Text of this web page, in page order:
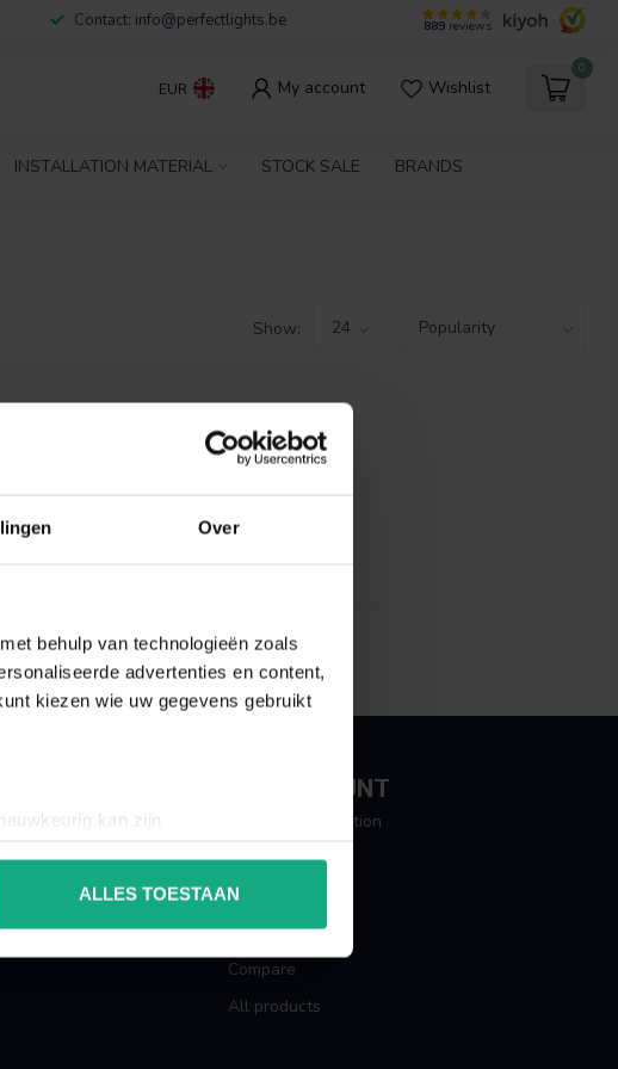
Over
behulp van technologieën zoals
advertenties en content,
kiezen wie uw gegevens gebruikt
kan zijn
(fingerprinting)
social media te bieden en om ons
met onze partners voor social
ALLES TOESTAAN
Contact: info@perfectlights.be 889 reviews
EUR My account Wishlist
0
INSTALLATION MATERIAL STOCK SALE BRANDS
Show:
MY ACCOUNT
Account information
My orders
My tickets
My wishlist
Compare
All products